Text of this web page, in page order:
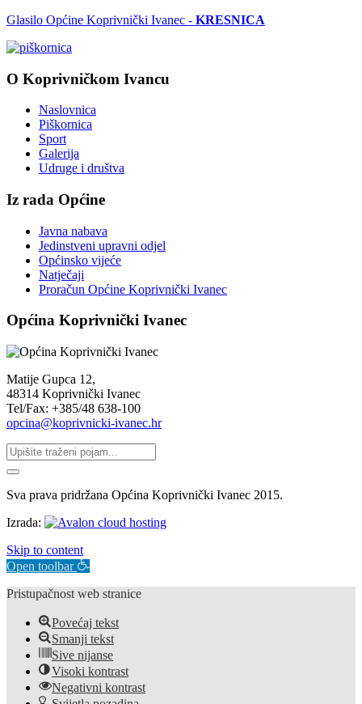
Glasilo Općine Koprivnički Ivanec - KRESNICA
O Koprivničkom Ivancu
Naslovnica
Piškornica
Sport
Galerija
Udruge i društva
Iz rada Općine
Javna nabava
Jedinstveni upravni odjel
Općinsko vijeće
Natječaji
Proračun Općine Koprivnički Ivanec
Općina Koprivnički Ivanec
Matije Gupca 12,
48314 Koprivnički Ivanec
Tel/Fax: +385/48 638-100
opcina@koprivnicki-ivanec.hr
Sva prava pridržana Općina Koprivnički Ivanec 2015.
Izrada:
Skip to content
Open toolbar
Pristupačnost web stranice
Povećaj tekst
Smanji tekst
Sive nijanse
Visoki kontrast
Negativni kontrast